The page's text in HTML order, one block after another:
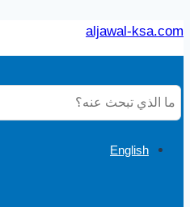
التجاوز
إلى
aljawal-ksa.com
English